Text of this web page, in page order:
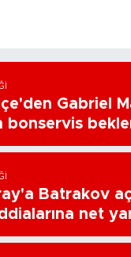
Gabriel
bonservis
Batrakov
net